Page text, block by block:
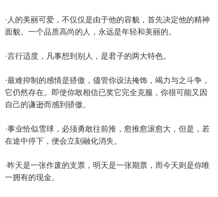
·人的美丽可爱，不仅仅是由于他的容貌，首先决定他的精神
面貌。一个品质高尚的人，永远是年轻和美丽的。
·言行适度，凡事想到别人，是君子的两大特色。
·最难抑制的感情是骄傲，儘管你设法掩饰，竭力与之斗争，
它仍然存在。即使你敢相信已奖它完全克服，你很可能又因
自己的谦逊而感到骄傲。
·事业恰似雪球，必须勇敢往前推，愈推愈滚愈大，但是，若
在途中停下，便会立刻融化消失。
·昨天是一张作废的支票，明天是一张期票，而今天则是你唯
一拥有的现金。